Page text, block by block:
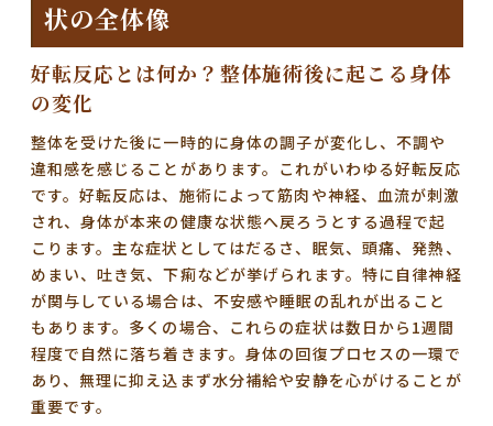
状の全体像
好転反応とは何か？整体施術後に起こる身体
の変化
整体を受けた後に一時的に身体の調子が変化し、不調や
違和感を感じることがあります。これがいわゆる好転反応
です。好転反応は、施術によって筋肉や神経、血流が刺激
され、身体が本来の健康な状態へ戻ろうとする過程で起
こります。主な症状としてはだるさ、眠気、頭痛、発熱、
めまい、吐き気、下痢などが挙げられます。特に自律神経
が関与している場合は、不安感や睡眠の乱れが出ること
もあります。多くの場合、これらの症状は数日から1週間
程度で自然に落ち着きます。身体の回復プロセスの一環で
あり、無理に抑え込まず水分補給や安静を心がけることが
重要です。